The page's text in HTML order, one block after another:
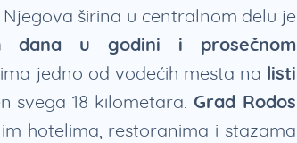
širina u centralnom delu je
dana u godini i prosečnom
jedno od vodećih mesta na listi
svega 18 kilometara. Grad Rodos
hotelima, restoranima i stazama